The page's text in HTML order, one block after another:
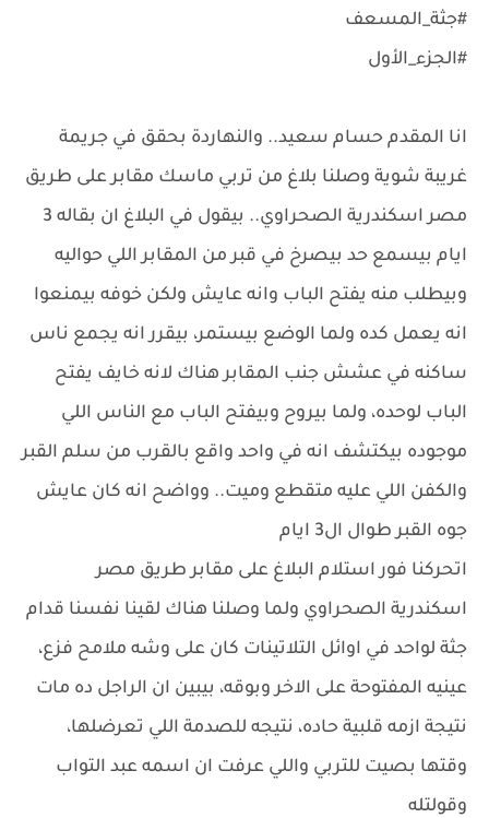
#جثة_المسعف
#الجزء_الأول
انا المقدم حسام سعيد.. والنهاردة بحقق في جريمة
غريبة شوية وصلنا بلاغ من تربي ماسك مقابر على طريق
مصر اسكندرية الصحراوي.. بيقول في البلاغ ان بقاله 3
ايام بيسمع حد بيصرخ في قبر من المقابر اللي حواليه
وبيطلب منه يفتح الباب وانه عايش ولكن خوفه بيمنعوا
انه يعمل كده ولما الوضع بيستمر، بيقرر انه يجمع ناس
ساكنه في عشش جنب المقابر هناك لانه خايف يفتح
الباب لوحده، ولما بيروح وبيفتح الباب مع الناس اللي
موجوده بيكتشف انه في واحد واقع بالقرب من سلم القبر
والكفن اللي عليه متقطع وميت.. وواضح انه كان عايش
جوه القبر طوال ال3 ايام
اتحركنا فور استلام البلاغ على مقابر طريق مصر
اسكندرية الصحراوي ولما وصلنا هناك لقينا نفسنا قدام
جثة لواحد في اوائل التلاتينات كان على وشه ملامح فزع،
عينيه المفتوحة على الاخر وبوقه، بيبين ان الراجل ده مات
نتيجة ازمه قلبية حاده، نتيجه للصدمة اللي تعرضلها،
وقتها بصيت للتربي واللي عرفت ان اسمه عبد التواب
وقولتله